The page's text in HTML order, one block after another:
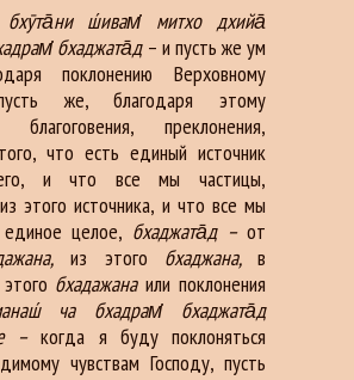
бхӯта̄ни ш́ивам̇ митхо дхийа̄
бхаджата̄д– и пусть же ум
поклонению Верховному
же, благодаря этому
благоговения, преклонения,
что есть единый источник
и что все мы частицы,
этого источника, и что все мы
единое целое, бхаджата̄д –от
из этого бхаджана,в
бхадажанаили поклонения
ча бхадрам̇ бхаджата̄д
–когда я буду поклоняться
чувствам Господу, пусть